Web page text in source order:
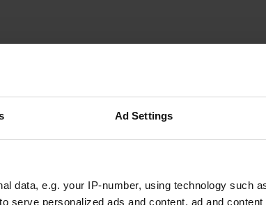
Ad Settings
data, e.g. your IP-number, using technology such
serve personalized ads and content, ad and content
du commentaire précédent. Il
J'ai dû payer 12 BAM de
Super